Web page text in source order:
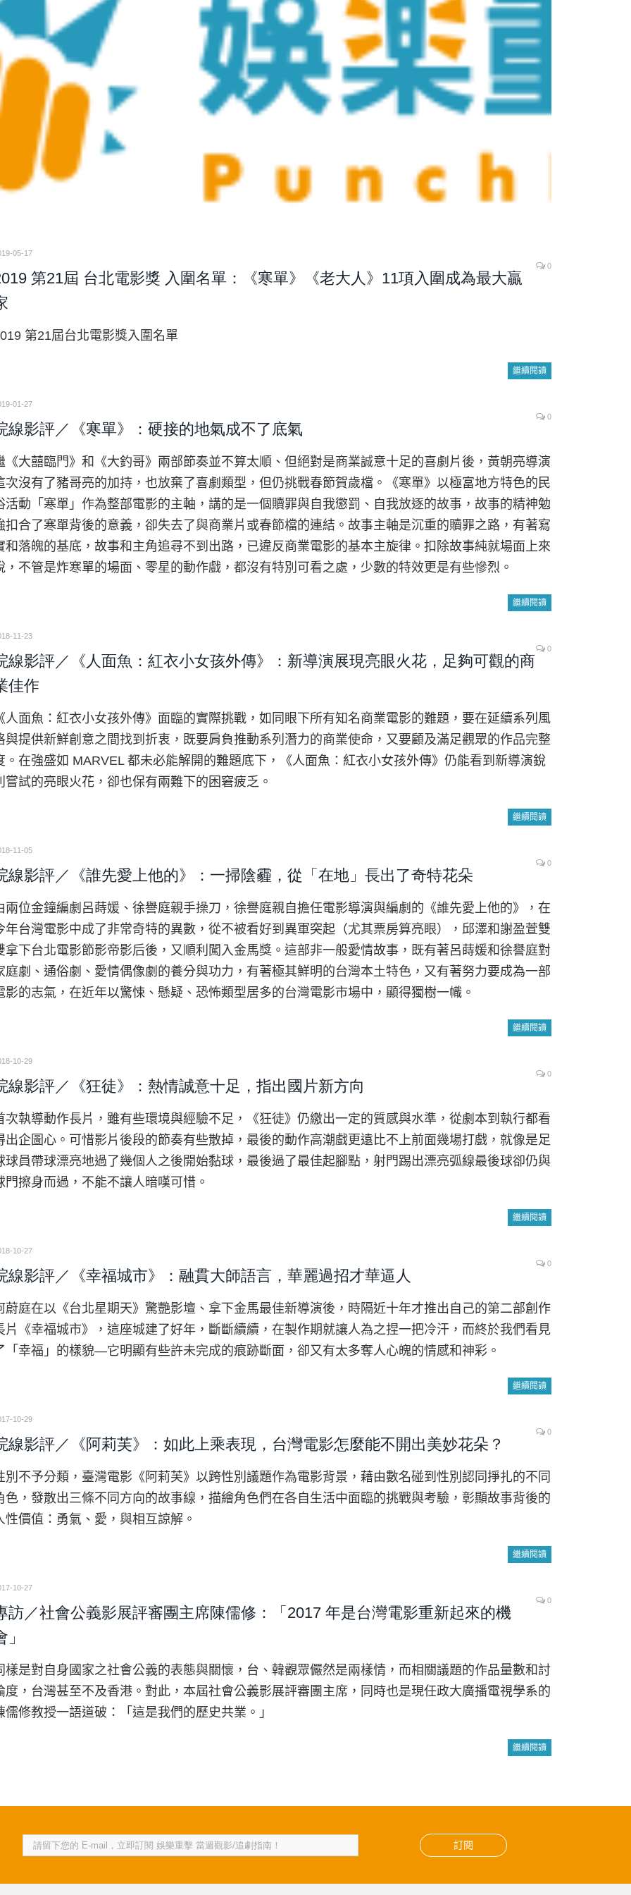
05-17
0
第21屆 台北電影獎 入圍名單：《寒單》《老大人》11項入圍成為最大贏
第21屆台北電影獎入圍名單
繼續閱讀
01-27
0
線影評／《寒單》：硬接的地氣成不了底氣
《大囍臨門》和《大釣哥》兩部節奏並不算太順、但絕對是商業誠意十足的喜劇片後，黃朝亮導演
次沒有了豬哥亮的加持，也放棄了喜劇類型，但仍挑戰春節賀歲檔。《寒單》以極富地方特色的民
活動「寒單」作為整部電影的主軸，講的是一個贖罪與自我懲罰、自我放逐的故事，故事的精神勉
扣合了寒單背後的意義，卻失去了與商業片或春節檔的連結。故事主軸是沉重的贖罪之路，有著寫
和落魄的基底，故事和主角追尋不到出路，已違反商業電影的基本主旋律。扣除故事純就場面上來
，不管是炸寒單的場面、零星的動作戲，都沒有特別可看之處，少數的特效更是有些慘烈。
繼續閱讀
11-23
0
線影評／《人面魚：紅衣小女孩外傳》：新導演展現亮眼火花，足夠可觀的商
佳作
人面魚：紅衣小女孩外傳》面臨的實際挑戰，如同眼下所有知名商業電影的難題，要在延續系列風
與提供新鮮創意之間找到折衷，既要肩負推動系列潛力的商業使命，又要顧及滿足觀眾的作品完整
。在強盛如 MARVEL 都未必能解開的難題底下，《人面魚：紅衣小女孩外傳》仍能看到新導演銳
嘗試的亮眼火花，卻也保有兩難下的困窘疲乏。
繼續閱讀
11-05
0
線影評／《誰先愛上他的》：一掃陰霾，從「在地」長出了奇特花朵
兩位金鐘編劇呂蒔媛、徐譽庭親手操刀，徐譽庭親自擔任電影導演與編劇的《誰先愛上他的》，在
年台灣電影中成了非常奇特的異數，從不被看好到異軍突起（尤其票房算亮眼），邱澤和謝盈萱雙
拿下台北電影節影帝影后後，又順利闖入金馬獎。這部非一般愛情故事，既有著呂蒔媛和徐譽庭對
庭劇、通俗劇、愛情偶像劇的養分與功力，有著極其鮮明的台灣本土特色，又有著努力要成為一部
影的志氣，在近年以驚悚、懸疑、恐怖類型居多的台灣電影市場中，顯得獨樹一幟。
繼續閱讀
10-29
0
線影評／《狂徒》：熱情誠意十足，指出國片新方向
次執導動作長片，雖有些環境與經驗不足，《狂徒》仍繳出一定的質感與水準，從劇本到執行都看
出企圖心。可惜影片後段的節奏有些散掉，最後的動作高潮戲更遠比不上前面幾場打戲，就像是足
球員帶球漂亮地過了幾個人之後開始黏球，最後過了最佳起腳點，射門踢出漂亮弧線最後球卻仍與
門擦身而過，不能不讓人暗嘆可惜。
繼續閱讀
10-27
0
線影評／《幸福城市》：融貫大師語言，華麗過招才華逼人
蔚庭在以《台北星期天》驚艷影壇、拿下金馬最佳新導演後，時隔近十年才推出自己的第二部創作
片《幸福城市》，這座城建了好年，斷斷續續，在製作期就讓人為之捏一把冷汗，而終於我們看見
「幸福」的樣貌—它明顯有些許未完成的痕跡斷面，卻又有太多奪人心魄的情感和神彩。
繼續閱讀
10-29
0
線影評／《阿莉芙》：如此上乘表現，台灣電影怎麼能不開出美妙花朵？
別不予分類，臺灣電影《阿莉芙》以跨性別議題作為電影背景，藉由數名碰到性別認同掙扎的不同
色，發散出三條不同方向的故事線，描繪角色們在各自生活中面臨的挑戰與考驗，彰顯故事背後的
性價值：勇氣、愛，與相互諒解。
繼續閱讀
10-27
0
訪／社會公義影展評審團主席陳儒修：「2017 年是台灣電影重新起來的機
」
樣是對自身國家之社會公義的表態與關懷，台、韓觀眾儼然是兩樣情，而相關議題的作品量數和討
度，台灣甚至不及香港。對此，本屆社會公義影展評審團主席，同時也是現任政大廣播電視學系的
儒修教授一語道破：「這是我們的歷史共業。」
繼續閱讀
訂閱